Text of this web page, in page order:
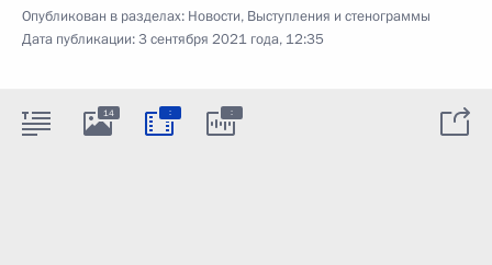
Опубликован в разделах: Новости, Выступления и стенограммы
Дата публикации:3 сентября 2021 года, 12:35
14 : :